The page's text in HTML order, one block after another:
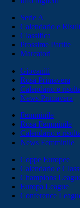
Serie A
Calendario e
Classifica
Prossime Partite
Marcatori
Giovanili
Rosa Primavera
Calendario e
News Primavera
Femminile
Rosa Femminile
Calendario e
News Femminile
Coppe Europee
Calendario e
Champions
Europa League
Conference